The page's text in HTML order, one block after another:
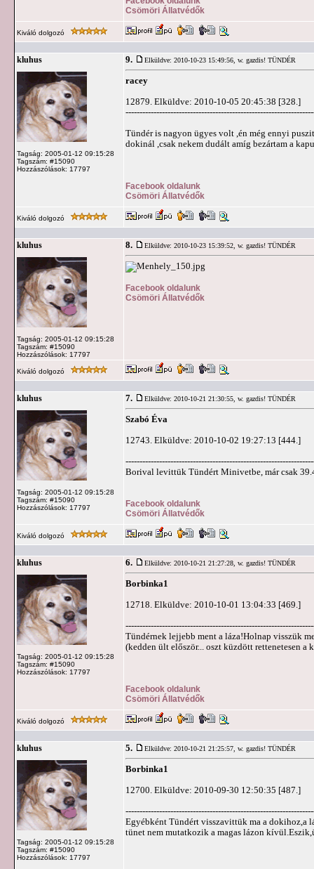
Csömöri Állatvédők
Kiváló dolgozó
kluhus
Tagság: 2005-01-12 09:15:28
Tagszám: #15090
Hozzászólások: 17797
9. Elküldve: 2010-10-23 15:49:56, w. gazdis! TÜNDÉR
racey
12879. Elküldve: 2010-10-05 20:45:38 [328.]
Tündér is nagyon ügyes volt ,én még ennyi
dokinál ,csak nekem dudált amíg bezártam a
Facebook oldalunk
Csömöri Állatvédők
Kiváló dolgozó
kluhus
Tagság: 2005-01-12 09:15:28
Tagszám: #15090
Hozzászólások: 17797
8. Elküldve: 2010-10-23 15:39:52, w. gazdis! TÜNDÉR
Facebook oldalunk
Csömöri Állatvédők
Kiváló dolgozó
kluhus
Tagság: 2005-01-12 09:15:28
Tagszám: #15090
Hozzászólások: 17797
7. Elküldve: 2010-10-21 21:30:55, w. gazdis! TÜNDÉR
Szabó Éva
12743. Elküldve: 2010-10-02 19:27:13 [444.]
Borival levittük Tündért Minivetbe, már csak
Facebook oldalunk
Csömöri Állatvédők
Kiváló dolgozó
kluhus
Tagság: 2005-01-12 09:15:28
Tagszám: #15090
Hozzászólások: 17797
6. Elküldve: 2010-10-21 21:27:28, w. gazdis! TÜNDÉR
Borbinka1
12718. Elküldve: 2010-10-01 13:04:33 [469.]
Tündérnek lejjebb ment a láza!Holnap visszük
(kedden ült először... oszt küzdött rettenetesen a
Facebook oldalunk
Csömöri Állatvédők
Kiváló dolgozó
kluhus
Tagság: 2005-01-12 09:15:28
Tagszám: #15090
Hozzászólások: 17797
5. Elküldve: 2010-10-21 21:25:57, w. gazdis! TÜNDÉR
Borbinka1
12700. Elküldve: 2010-09-30 12:50:35 [487.]
Egyébként Tündért visszavittük ma a dokihoz,a
tünet nem mutatkozik a magas lázon